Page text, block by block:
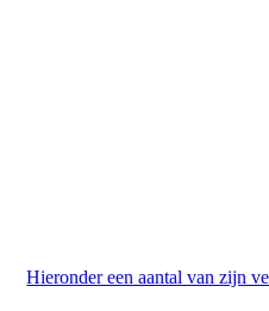
Hieronder een aantal van zijn